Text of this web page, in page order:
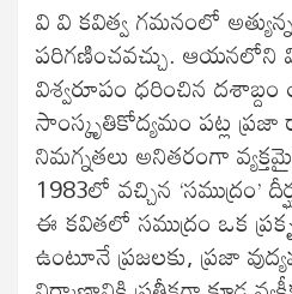
వి వి కవిత్వ గమనంలో
పరిగణించవచ్చు. ఆయనలోని
విశ్వరూపం ధరించిన
సాంస్కృతికోద్యమం పట్ల
నిమగ్నతలు అనితరంగా
1983లో వచ్చిన ‘సముద్రం’
ఈ కవితలో సముద్రం ఒక
ఉంటూనే ప్రజలకు, ప్రజా